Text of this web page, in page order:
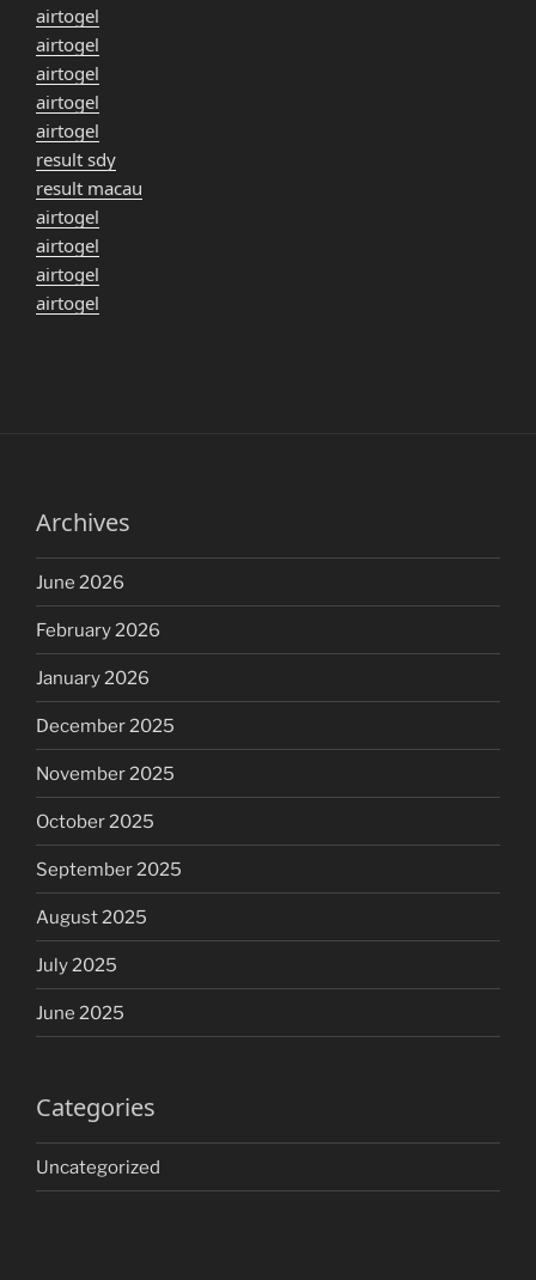
airtogel
airtogel
airtogel
airtogel
airtogel
result sdy
result macau
airtogel
airtogel
airtogel
airtogel
Archives
June 2026
February 2026
January 2026
December 2025
November 2025
October 2025
September 2025
August 2025
July 2025
June 2025
Categories
Uncategorized